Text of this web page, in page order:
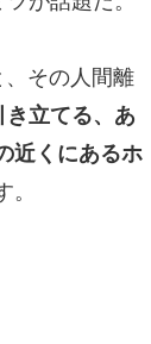
その人間離
立てる、 あ
近くにあるホ
。